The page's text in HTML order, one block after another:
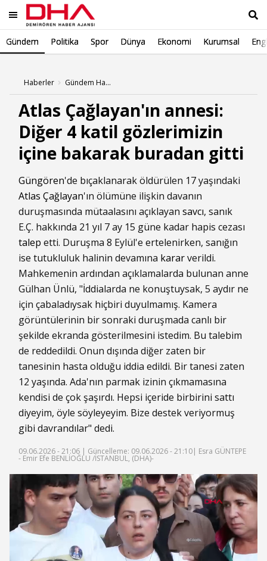
Gündem Politika Spor Dünya Ekonomi Kurumsal
Haberler Gündem Haberleri
Atlas Çağlayan'ın annesi:
Diğer 4 katil gözlerimizin
içine bakarak buradan gitti
Güngören'de bıçaklanarak öldürülen 17 yaşındaki
Atlas Çağlayan'ın ölümüne ilişkin davanın
duruşmasında mütaalasını açıklayan savcı, sanık
E.Ç. hakkında 21 yıl 7 ay 15 güne kadar hapis cezası
talep etti. Duruşma 8 Eylül'e ertelenirken, sanığın
ise tutukluluk halinin devamına kararverildi.
Mahkemenin ardından açıklamalarda bulunan anne
Gülhan Ünlü, "İddialarda ne konuştuysak, 5 aydır ne
için çabaladıysak hiçbiri duyulmamış. Kamera
görüntülerinin bir sonraki duruşmada canlı bir
şekilde ekranda gösterilmesini istedim. Bu talebim
de reddedildi. Onun dışında diğer zaten bir
tanesinin hasta olduğu iddia edildi. Bir tanesi zaten
12 yaşında. Ada'nın parmak izinin çıkmamasına
kendisi de çok şaşırdı. Hepsi içeride birbirini sattı
diyeyim, öyle söyleyeyim. Bize destek veriyormuş
gibi davrandılar" dedi.
09.06.2026 - 21:06 | Güncelleme: 09.06.2026 - 21:10| Esra GÜNTEPE
- Emir Efe BENLİOĞLU /İSTANBUL, (DHA)-